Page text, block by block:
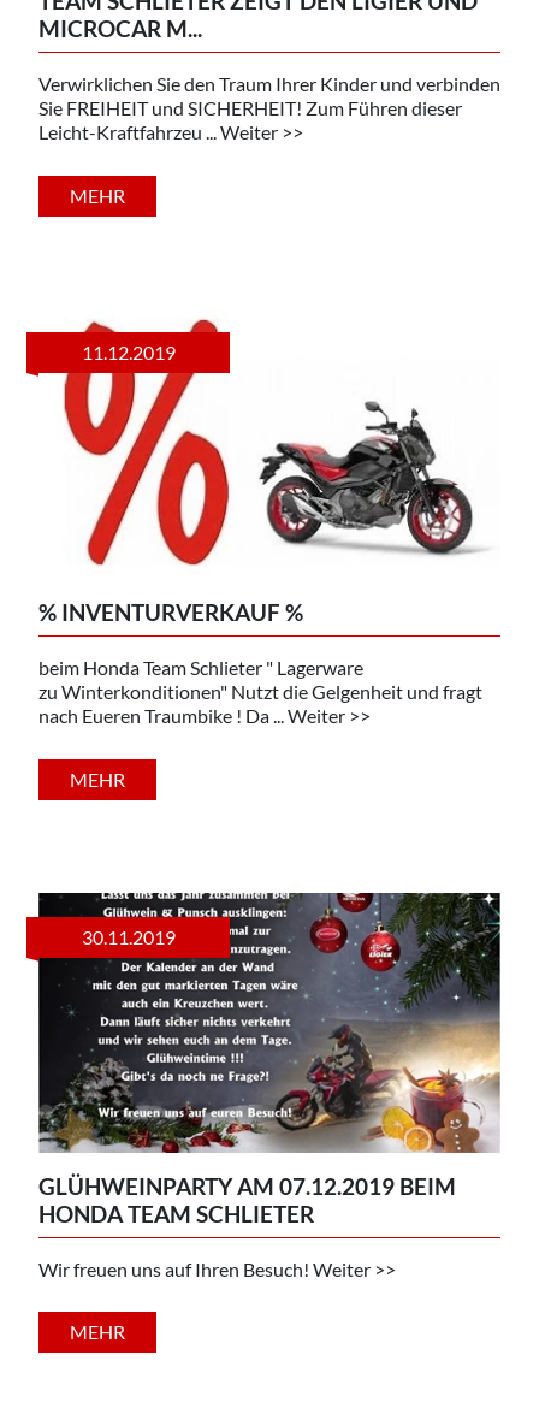
MICROCAR M...
Verwirklichen Sie den Traum Ihrer Kinder und verbinden
Sie FREIHEIT und SICHERHEIT! Zum Führen dieser
Leicht-Kraftfahrzeu ... Weiter >>
MEHR
11.12.2019
% INVENTURVERKAUF %
beim Honda Team Schlieter " Lagerware
zu Winterkonditionen" Nutzt die Gelgenheit und fragt
nach Eueren Traumbike ! Da ... Weiter >>
MEHR
30.11.2019
GLÜHWEINPARTY AM 07.12.2019 BEIM
HONDA TEAM SCHLIETER
Wir freuen uns auf Ihren Besuch! Weiter >>
MEHR